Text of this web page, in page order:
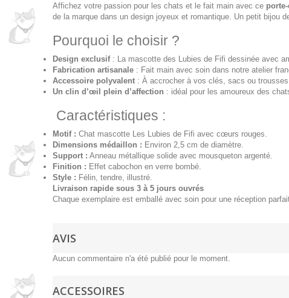
Affichez votre passion pour les chats et le fait main avec ce
de la marque dans un design joyeux et romantique. Un petit bijou
Pourquoi le choisir ?
Design exclusif: La mascotte des Lubies de Fifi dessinée avec
Fabrication artisanale : Fait main avec soin dans notre atelier
Accessoire polyvalent : À accrocher à vos clés, sacs ou trousses.
Un clin d’œil plein d’affection : idéal pour les amoureux des
Caractéristiques :
Motif : Chat mascotte Les Lubies de Fifi avec cœurs rouges.
Dimensions médaillon : Environ 2,5 cm de diamètre.
Support : Anneau métallique solide avec mousqueton argenté.
Finition : Effet cabochon en verre bombé.
Style : Félin, tendre, illustré.
Livraison rapide sous 3 à 5 jours ouvrés
Chaque exemplaire est emballé avec soin pour une réception
AVIS
Aucun commentaire n'a été publié pour le moment.
ACCESSOIRES